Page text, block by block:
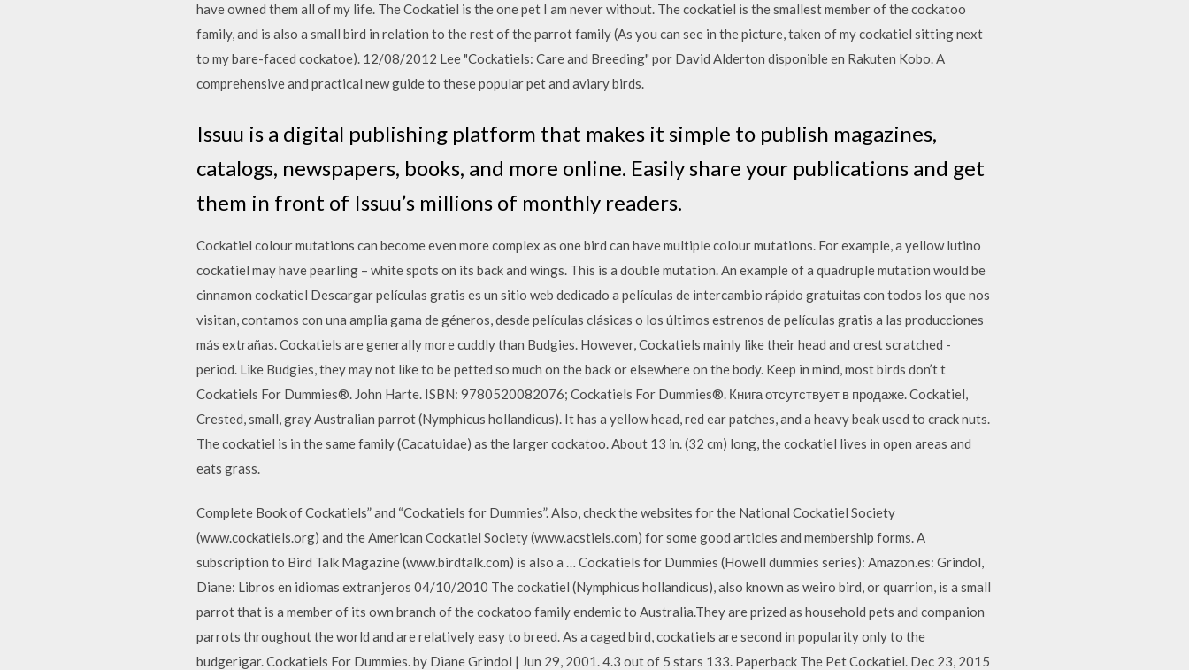
have owned them all of my life. The Cockatiel is the one pet I am never without. The cockatiel is the smallest member of the cockatoo
family, and is also a small bird in relation to the rest of the parrot family (As you can see in the picture, taken of my cockatiel sitting next
to my bare-faced cockatoe). 12/08/2012 Lee "Cockatiels: Care and Breeding" por David Alderton disponible en Rakuten Kobo. A
comprehensive and practical new guide to these popular pet and aviary birds.
Issuu is a digital publishing platform that makes it simple to publish magazines,
catalogs, newspapers, books, and more online. Easily share your publications and get
them in front of Issuu’s millions of monthly readers.
Cockatiel colour mutations can become even more complex as one bird can have multiple colour mutations. For example, a yellow lutino
cockatiel may have pearling – white spots on its back and wings. This is a double mutation. An example of a quadruple mutation would be
cinnamon cockatiel Descargar películas gratis es un sitio web dedicado a películas de intercambio rápido gratuitas con todos los que nos
visitan, contamos con una amplia gama de géneros, desde películas clásicas o los últimos estrenos de películas gratis a las producciones
más extrañas. Cockatiels are generally more cuddly than Budgies. However, Cockatiels mainly like their head and crest scratched -
period. Like Budgies, they may not like to be petted so much on the back or elsewhere on the body. Keep in mind, most birds don’t t
Cockatiels For Dummies®. John Harte. ISBN: 9780520082076; Cockatiels For Dummies®. Книга отсутствует в продаже. Cockatiel,
Crested, small, gray Australian parrot (Nymphicus hollandicus). It has a yellow head, red ear patches, and a heavy beak used to crack nuts.
The cockatiel is in the same family (Cacatuidae) as the larger cockatoo. About 13 in. (32 cm) long, the cockatiel lives in open areas and
eats grass.
Complete Book of Cockatiels” and “Cockatiels for Dummies”. Also, check the websites for the National Cockatiel Society
(www.cockatiels.org) and the American Cockatiel Society (www.acstiels.com) for some good articles and membership forms. A
subscription to Bird Talk Magazine (www.birdtalk.com) is also a … Cockatiels for Dummies (Howell dummies series): Amazon.es: Grindol,
Diane: Libros en idiomas extranjeros 04/10/2010 The cockatiel (Nymphicus hollandicus), also known as weiro bird, or quarrion, is a small
parrot that is a member of its own branch of the cockatoo family endemic to Australia.They are prized as household pets and companion
parrots throughout the world and are relatively easy to breed. As a caged bird, cockatiels are second in popularity only to the
budgerigar. Cockatiels For Dummies. by Diane Grindol | Jun 29, 2001. 4.3 out of 5 stars 133. Paperback The Pet Cockatiel. Dec 23, 2015